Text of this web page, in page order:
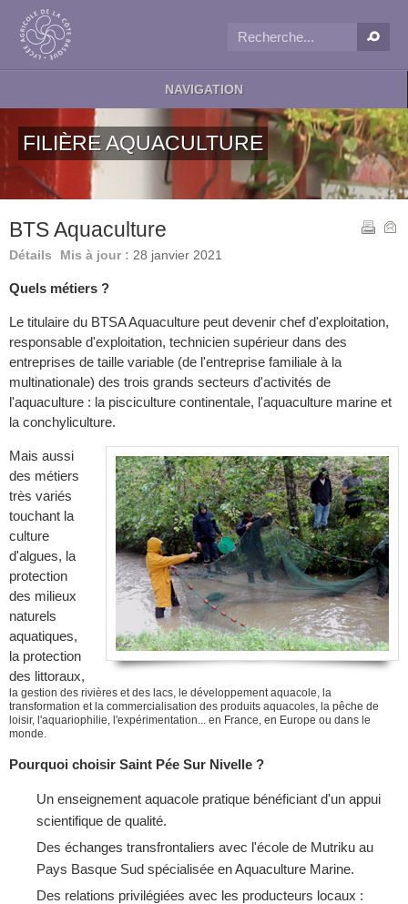
NAVIGATION
FILIÈRE AQUACULTURE
BTS Aquaculture
Détails Mis à jour : 28 janvier 2021
Quels métiers ?
Le titulaire du BTSA Aquaculture peut devenir chef d'exploitation,
responsable d'exploitation, technicien supérieur dans des
entreprises de taille variable (de l'entreprise familiale à la
multinationale) des trois grands secteurs d'activités de
l'aquaculture : la pisciculture continentale, l'aquaculture marine et
la conchyliculture.
Mais aussi
des métiers
très variés
touchant la
culture
d'algues, la
protection
des milieux
naturels
aquatiques,
la protection
des littoraux,
la gestion des rivières et des lacs, le développement aquacole, la
transformation et la commercialisation des produits aquacoles, la pêche de
loisir, l'aquariophilie, l'expérimentation... en France, en Europe ou dans le
monde.
Pourquoi choisir Saint Pée Sur Nivelle ?
Un enseignement aquacole pratique bénéficiant d'un appui
scientifique de qualité.
Des échanges transfrontaliers avec l'école de Mutriku au
Pays Basque Sud spécialisée en Aquaculture Marine.
Des relations privilégiées avec les producteurs locaux :